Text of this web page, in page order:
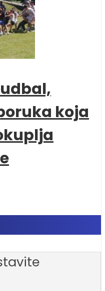
koja